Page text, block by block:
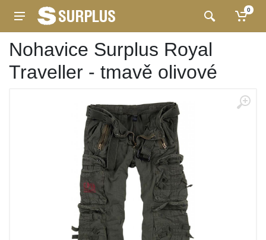
0
Nohavice Surplus Royal
Traveller - tmavě olivové